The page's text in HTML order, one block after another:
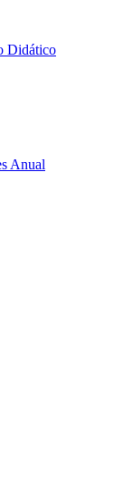
Didático
Anual